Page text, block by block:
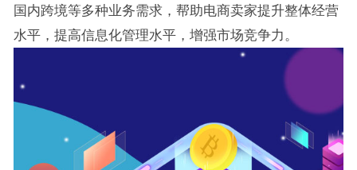
国内跨境等多种业务需求，帮助电商卖家提升整体经营
水平，提高信息化管理水平，增强市场竞争力。